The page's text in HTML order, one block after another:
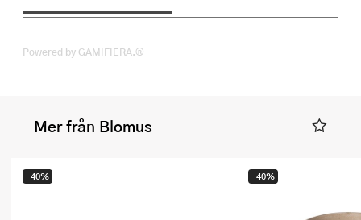
Powered by GAMIFIERA.®
Mer från Blomus
-40% -40%